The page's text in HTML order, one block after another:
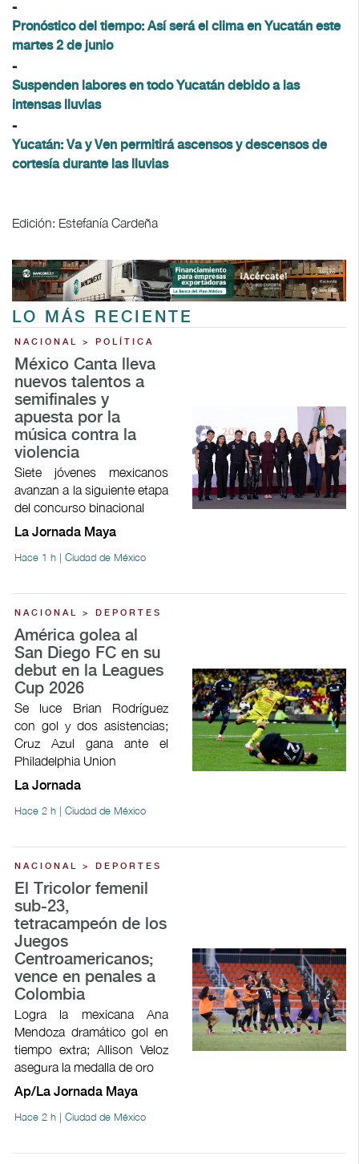
-
Pronóstico del tiempo: Así será el clima en Yucatán este
martes 2 de junio
-
Suspenden labores en todo Yucatán debido a las
intensas lluvias
-
Yucatán: Va y Ven permitirá ascensos y descensos de
cortesía durante las lluvias
Edición: Estefanía Cardeña
LO MÁS RECIENTE
NACIONAL > POLÍTICA
México Canta lleva
nuevos talentos a
semifinales y
apuesta por la
música contra la
violencia
Siete jóvenes mexicanos
avanzan a la siguiente etapa
del concurso binacional
La Jornada Maya
Hace 1 h | Ciudad de México
NACIONAL > DEPORTES
América golea al
San Diego FC en su
debut en la Leagues
Cup 2026
Se luce Brian Rodríguez
con gol y dos asistencias;
Cruz Azul gana ante el
Philadelphia Union
La Jornada
Hace 2 h | Ciudad de México
NACIONAL > DEPORTES
El Tricolor femenil
sub-23,
tetracampeón de los
Juegos
Centroamericanos;
vence en penales a
Colombia
Logra la mexicana Ana
Mendoza dramático gol en
tiempo extra; Allison Veloz
asegura la medalla de oro
Ap/La Jornada Maya
Hace 2 h | Ciudad de México